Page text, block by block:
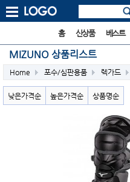
홈 신상품 베스트
MIZUNO 상품리스트
Home 포수/심판용품 렉가드
낮은가격순 높은가격순 상품명순